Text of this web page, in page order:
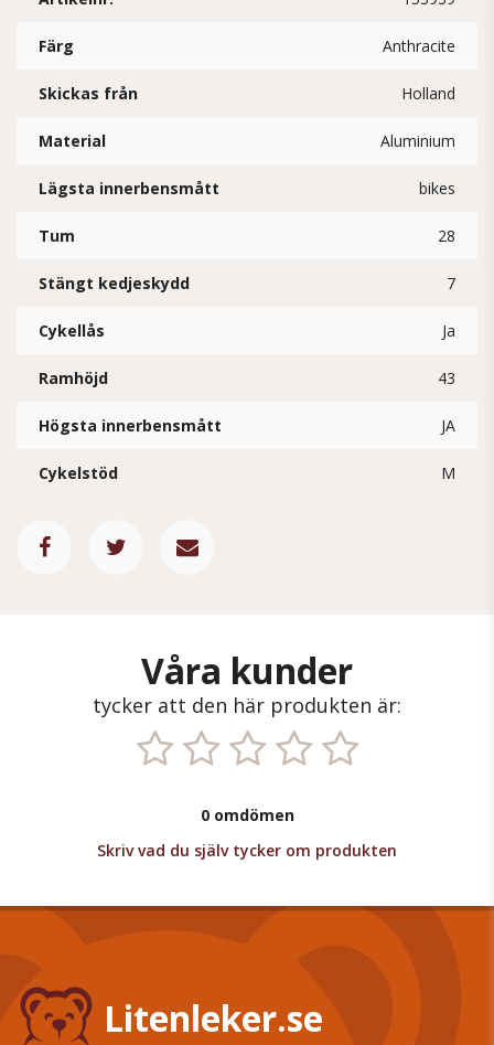
Färg Anthracite
Skickas från Holland
Material Aluminium
Lägsta innerbensmått bikes
Tum 28
Stängt kedjeskydd 7
Cykellås Ja
Ramhöjd 43
Högsta innerbensmått JA
Cykelstöd M
Våra kunder
tycker att den här produkten är:
0 omdömen
Skriv vad du själv tycker om produkten
Litenleker.se